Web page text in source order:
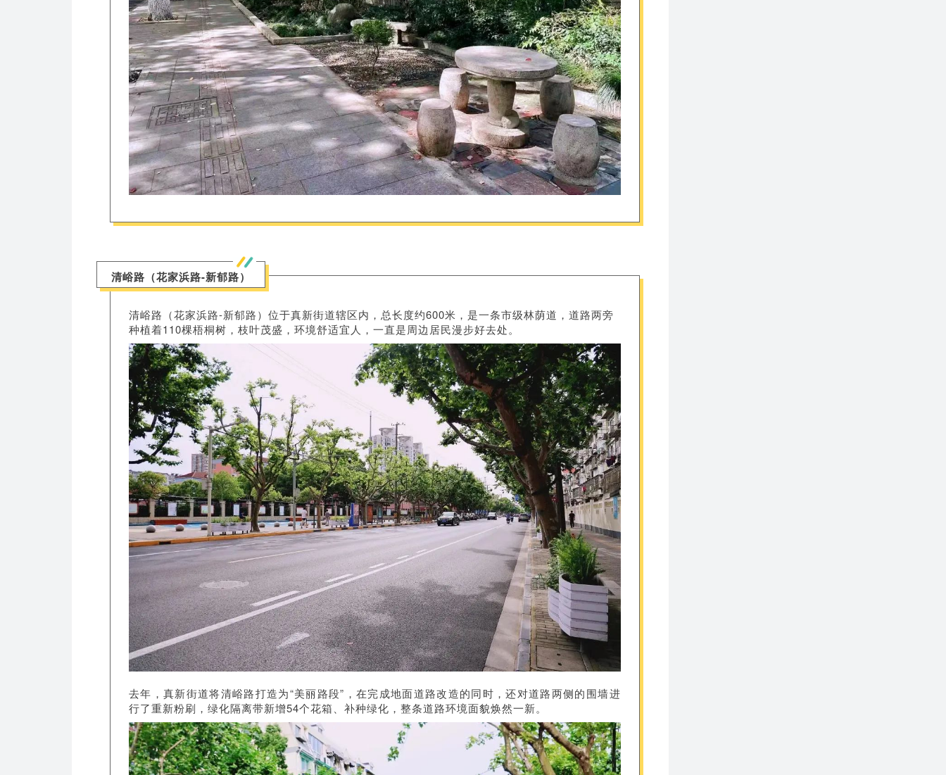
清峪路（花家浜路-新郁路）
清峪路（花家浜路-新郁路）位于真新街道辖区内，总长度约600米，是一条市级林荫道，道路两旁
种植着110棵梧桐树，枝叶茂盛，环境舒适宜人，一直是周边居民漫步好去处。
去年，真新街道将清峪路打造为“美丽路段”，在完成地面道路改造的同时，还对道路两侧的围墙进
行了重新粉刷，绿化隔离带新增54个花箱、补种绿化，整条道路环境面貌焕然一新。